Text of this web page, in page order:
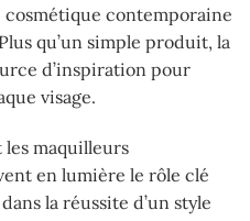
contemporaine
qu’un simple produit, la
d’inspiration pour
visage.
les maquilleurs
en lumière le rôle clé
la réussite d’un style